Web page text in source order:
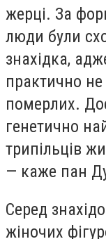
жерці. За
люди були
знахідка,
практично
померлих.
генетично
трипільців
— каже пан
Серед
жіночих